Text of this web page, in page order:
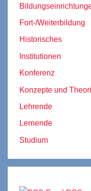
Fort-/Weiterbildung
Historisches
Institutionen
Konferenz
Konzepte und
Lehrende
Lernende
Studium